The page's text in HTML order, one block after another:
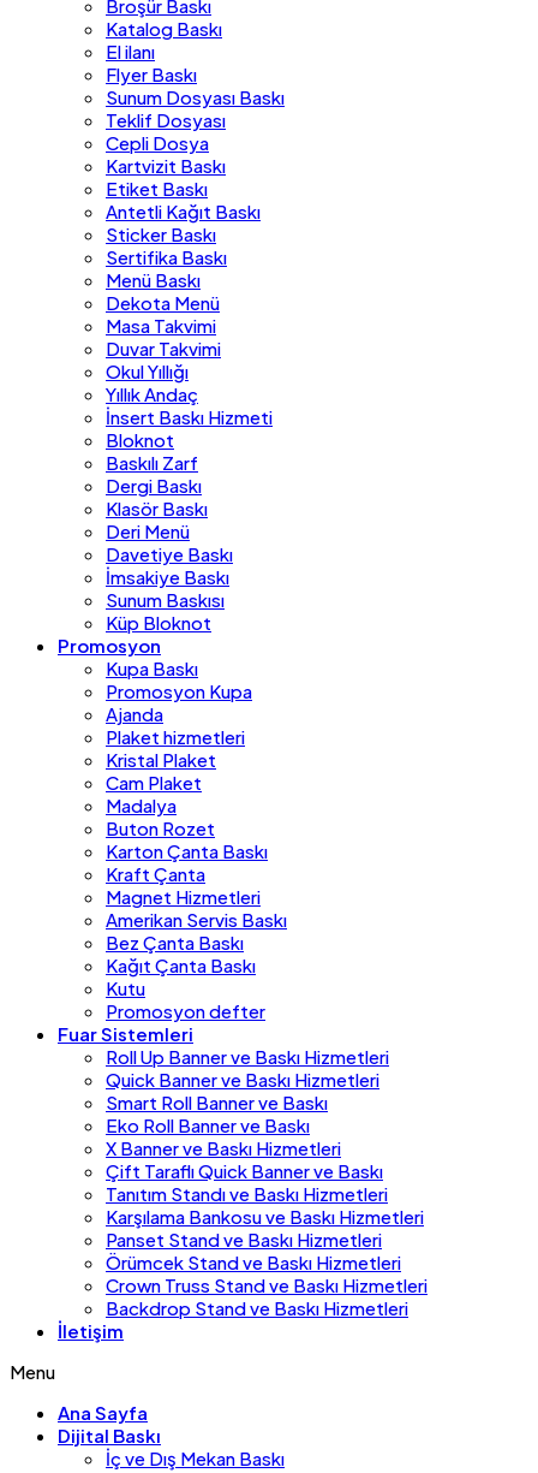
Broşür Baskı
Katalog Baskı
El ilanı
Flyer Baskı
Sunum Dosyası Baskı
Teklif Dosyası
Cepli Dosya
Kartvizit Baskı
Etiket Baskı
Antetli Kağıt Baskı
Sticker Baskı
Sertifika Baskı
Menü Baskı
Dekota Menü
Masa Takvimi
Duvar Takvimi
Okul Yıllığı
Yıllık Andaç
İnsert Baskı Hizmeti
Bloknot
Baskılı Zarf
Dergi Baskı
Klasör Baskı
Deri Menü
Davetiye Baskı
İmsakiye Baskı
Sunum Baskısı
Küp Bloknot
Promosyon
Kupa Baskı
Promosyon Kupa
Ajanda
Plaket hizmetleri
Kristal Plaket
Cam Plaket
Madalya
Buton Rozet
Karton Çanta Baskı
Kraft Çanta
Magnet Hizmetleri
Amerikan Servis Baskı
Bez Çanta Baskı
Kağıt Çanta Baskı
Kutu
Promosyon defter
Fuar Sistemleri
Roll Up Banner ve Baskı Hizmetleri
Quick Banner ve Baskı Hizmetleri
Smart Roll Banner ve Baskı
Eko Roll Banner ve Baskı
X Banner ve Baskı Hizmetleri
Çift Taraflı Quick Banner ve Baskı
Tanıtım Standı ve Baskı Hizmetleri
Karşılama Bankosu ve Baskı Hizmetleri
Panset Stand ve Baskı Hizmetleri
Örümcek Stand ve Baskı Hizmetleri
Crown Truss Stand ve Baskı Hizmetleri
Backdrop Stand ve Baskı Hizmetleri
İletişim
Menu
Ana Sayfa
Dijital Baskı
İç ve Dış Mekan Baskı